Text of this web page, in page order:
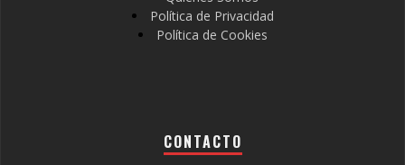
Política de Privacidad
Política de Cookies
CONTACTO